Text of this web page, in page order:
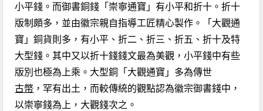
小平錢。而御書銅錢「崇寧通寶」有小平和折十。折十
版制頗多，並由徽宗親自指導工匠精心製作。「大觀通
寶」銅貨則多，有小平、折二、折三、折五、折十及特
大型錢。其中又以折十錢錢文最為美觀，小平錢中有些
版別也極為上乘。大型銅「大觀通寶」多為傳世
古幣 ，罕有出土，而較傳統的觀點認為徽宗御書錢中，
以崇寧錢為上，大觀錢次之。